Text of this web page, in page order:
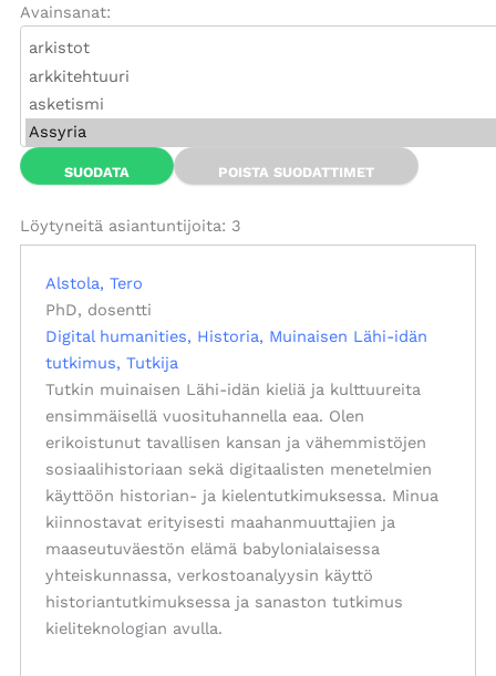
Avainsanat:
Löytyneitä asiantuntijoita: 3
Alstola, Tero
PhD, dosentti
Digital humanities
Historia Muinaisen Lähi-idän
tutkimus Tutkija
Tutkin muinaisen Lähi-idän kieliä ja kulttuureita
ensimmäisellä vuosituhannella eaa. Olen
erikoistunut tavallisen kansan ja vähemmistöjen
sosiaalihistoriaan sekä digitaalisten menetelmien
käyttöön historian- ja kielentutkimuksessa. Minua
kiinnostavat erityisesti maahanmuuttajien ja
maaseutuväestön elämä babylonialaisessa
yhteiskunnassa, verkostoanalyysin käyttö
historiantutkimuksessa ja sanaston tutkimus
kieliteknologian avulla.